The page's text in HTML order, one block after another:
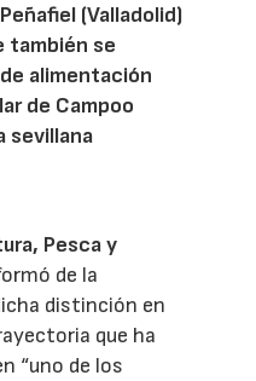
(Valladolid)
también se
alimentación
de Campoo
sevillana
Pesca y
de la
distinción en
que ha
“uno de los